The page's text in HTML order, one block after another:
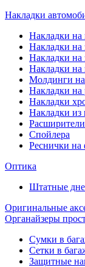
Накладки
Накладки на
Накладки на
Накладки на
Накладки на
Молдинги
Накладки на
Накладки
Накладки из
Спойлера
Реснички на
Оптика
Штатные
Оригинальные
Органайзеры
Сумки в
Сетки в
Защитные